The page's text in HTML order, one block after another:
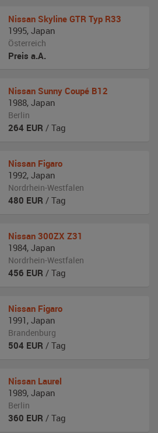
Nissan Skyline GTR Typ R33
1995, Japan
Österreich
Preis a.A.
Nissan Sunny Coupé B12
1988, Japan
Berlin
264 EUR / Tag
Nissan Figaro
1992, Japan
Nordrhein-Westfalen
480 EUR / Tag
Nissan 300ZX Z31
1984, Japan
Nordrhein-Westfalen
456 EUR / Tag
Nissan Figaro
1991 , Japan
Brandenburg
504 EUR / Tag
Nissan Laurel
1989, Japan
Berlin
360 EUR / Tag